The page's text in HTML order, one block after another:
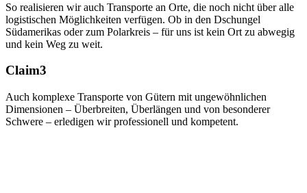
So realisieren wir auch Transporte an Orte, die noch nicht über alle
logistischen Möglichkeiten verfügen. Ob in den Dschungel
Südamerikas oder zum Polarkreis – für uns ist kein Ort zu abwegig
und kein Weg zu weit.
Claim3
Auch komplexe Transporte von Gütern mit ungewöhnlichen
Dimensionen – Überbreiten, Überlängen und von besonderer
Schwere – erledigen wir professionell und kompetent.